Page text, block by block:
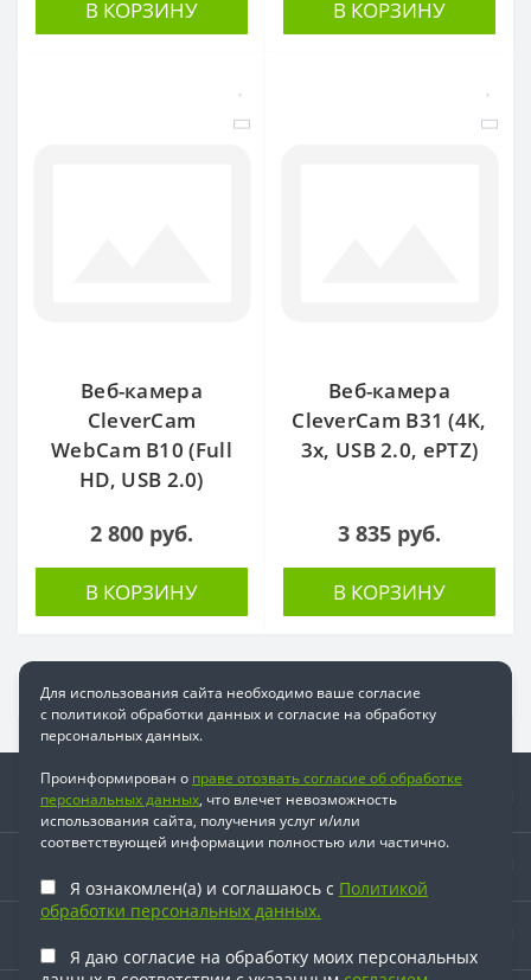
В КОРЗИНУ В КОРЗИНУ
Веб-камера
CleverCam
WebCam B10 (Full
HD, USB 2.0)
2 800 руб.
В КОРЗИНУ
Веб-камера
CleverCam B31 (4K,
3x, USB 2.0, ePTZ)
3 835 руб.
В КОРЗИНУ
Для использования сайта необходимо ваше согласие
с политикой обработки данных и согласие на обработку
персональных данных.
Проинформирован о праве отозвать согласие об обработке
персональных данных, что влечет невозможность
использования сайта, получения услуг и/или
соответствующей информации полностью или частично.
Я ознакомлен(а) и соглашаюсь с Политикой
обработки персональных данных.
Я даю согласие на обработку моих персональных
Информация